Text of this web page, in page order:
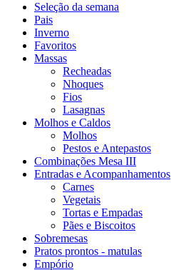
Seleção da semana
Pais
Inverno
Favoritos
Massas
Recheadas
Nhoques
Fios
Lasagnas
Molhos e Caldos
Molhos
Pestos e Antepastos
Combinações Mesa III
Entradas e Acompanhamentos
Carnes
Vegetais
Tortas e Empadas
Pães e Biscoitos
Sobremesas
Pratos prontos - matulas
Empório